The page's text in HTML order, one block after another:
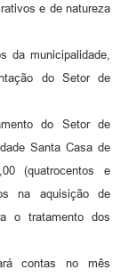
e de natureza
da municipalidade,
do Setor de
do Setor de
Santa Casa de
(quatrocentos e
na aquisição de
o tratamento dos
contas no mês